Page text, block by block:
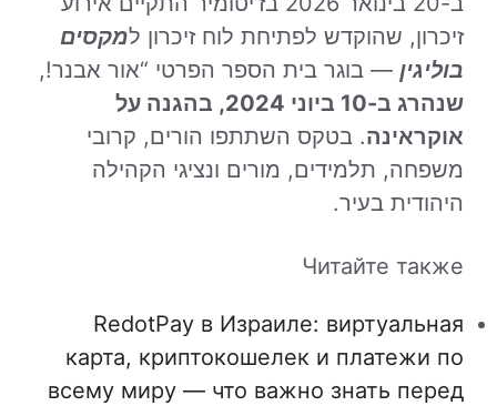
זיכרון, שהוקדש לפתיחת לוח זיכרון למקסים
בוליגין — בוגר בית הספר הפרטי “אור אבנר!,
שנהרג ב-10 ביוני 2024, בהגנה על
אוקראינה. בטקס השתתפו הורים, קרובי
משפחה, תלמידים, מורים ונציגי הקהילה
היהודית בעיר.
Читайте также
RedotPay в Израиле: виртуальная
карта, криптокошелек и платежи по
всему миру — что важно знать перед